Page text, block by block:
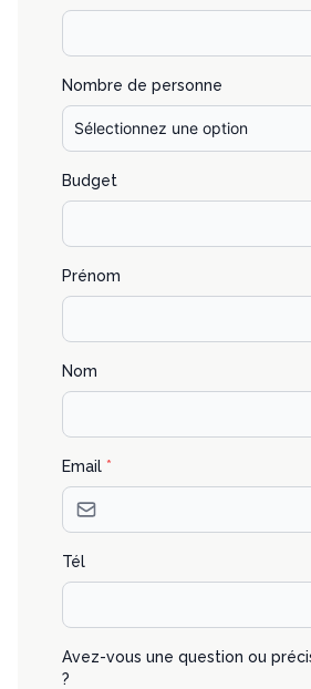
Nombre de personne
Budget
Prénom
Nom
Email *
Tél
Avez-vous une question ou
?